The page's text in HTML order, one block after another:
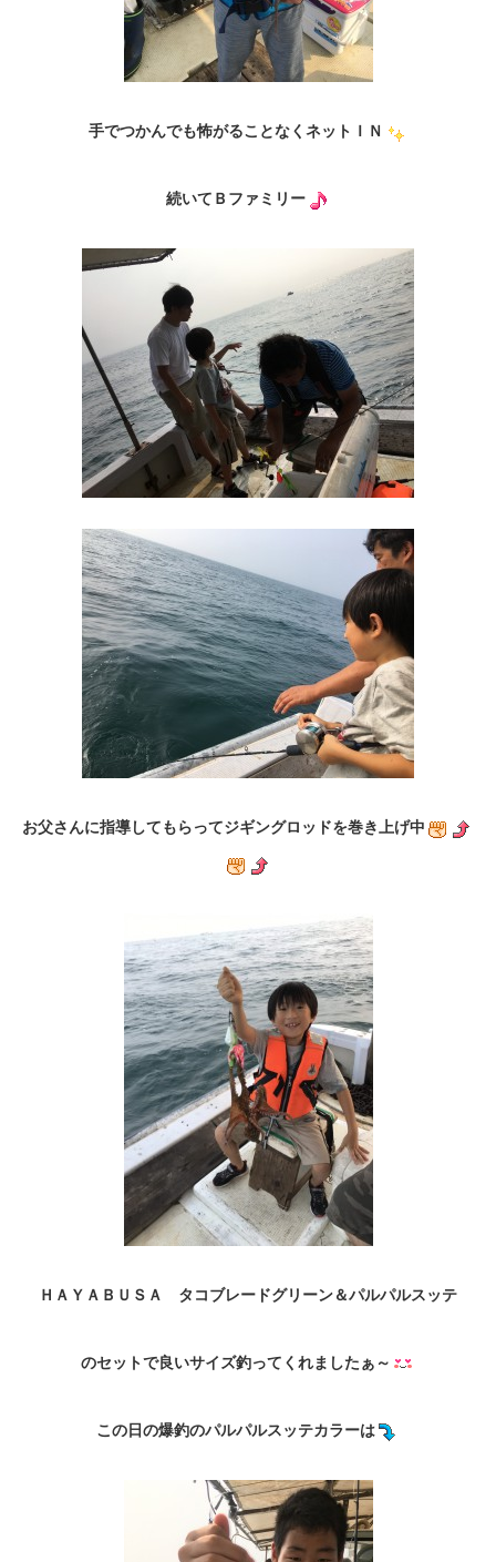
手でつかんでも怖がることなくネットＩＮ
続いてＢファミリー
お父さんに指導してもらってジギングロッドを巻き上げ中
ＨＡＹＡＢＵＳＡ タコブレードグリーン＆パルパルスッテ
のセットで良いサイズ釣ってくれましたぁ～
この日の爆釣のパルパルスッテカラーは